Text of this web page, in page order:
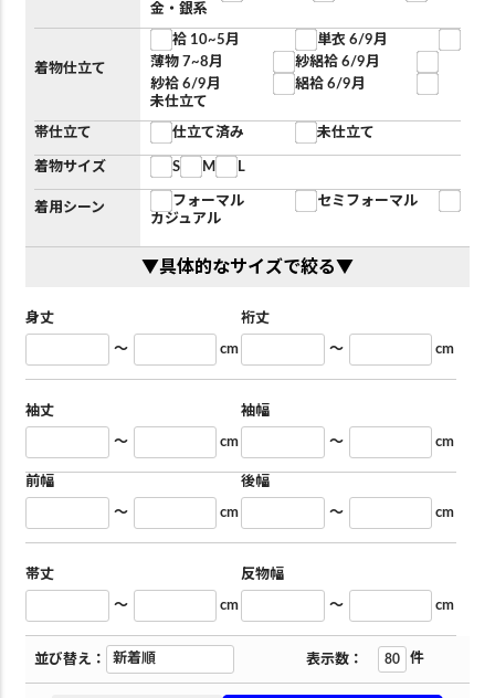
金・銀系
着物仕立て
袷 10~5月
単衣 6/9月
薄物 7~8月
紗絽袷 6/9月
紗袷 6/9月
絽袷 6/9月
未仕立て
帯仕立て 仕立て済み 未仕立て
着物サイズ S M L
着用シーン フォーマル
セミフォーマル
カジュアル
▼具体的なサイズで絞る▼
身丈
～ cm
裄丈
～ cm
袖丈
～ cm
袖幅
～ cm
前幅
～ cm
後幅
～ cm
帯丈
～ cm
反物幅
～ cm
並び替え： 表示数： 件